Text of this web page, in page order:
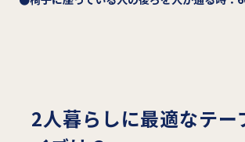
2人暮らしに最適なテー